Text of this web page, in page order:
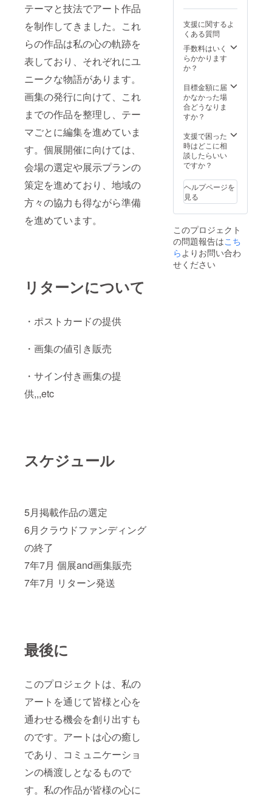
テーマと技法でアート作品
を制作してきました。これ
らの作品は私の心の軌跡を
表しており、それぞれにユ
ニークな物語があります。
画集の発行に向けて、これ
までの作品を整理し、テー
マごとに編集を進めていま
す。個展開催に向けては、
会場の選定や展示プランの
策定を進めており、地域の
方々の協力も得ながら準備
を進めています。
リターンについて
・ポストカードの提供
・画集の値引き販売
・サイン付き画集の提
供,,,etc
スケジュール
5月掲載作品の選定
6月クラウドファンディング
の終了
7年7月 個展and画集販売
7年7月 リターン発送
最後に
このプロジェクトは、私の
アートを通じて皆様と心を
通わせる機会を創り出すも
のです。アートは心の癒し
であり、コミュニケーショ
ンの橋渡しとなるもので
す。私の作品が皆様の心に
支援に関するよ
くある質問
手数料はいく
らかかります
か？
目標金額に届
かなかった場
合どうなりま
すか？
支援で困った
時はどこに相
談したらいい
ですか？
ヘルプページを
見る
このプロジェクト
の問題報告はこち
らよりお問い合わ
せください